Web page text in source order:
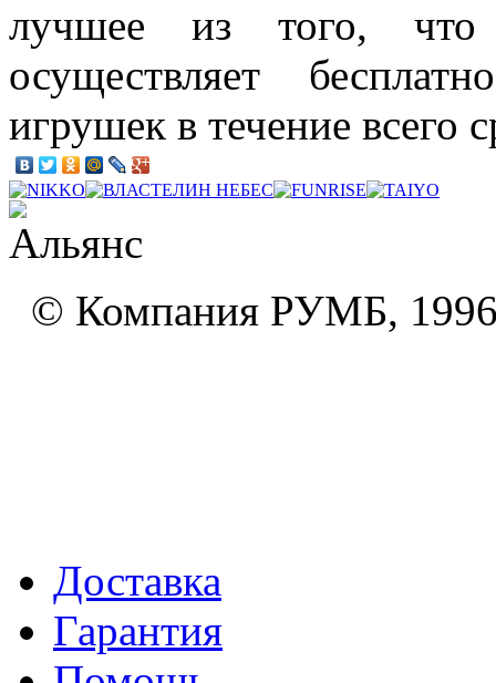
лучшее из того, что
осуществляет
игрушек в течение всего
© Компания РУМБ,
Доставка
Гарантия